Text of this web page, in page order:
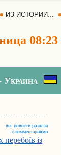
ИЗ ИСТОРИИ...
08:23
Украина
все новости раздела
с комментариями
із